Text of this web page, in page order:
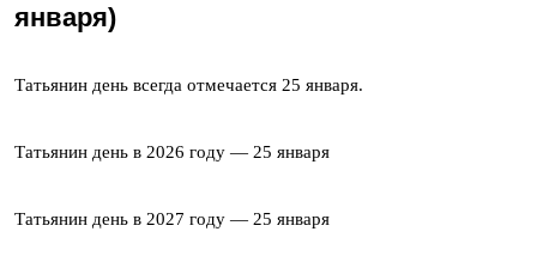
января)
Татьянин день всегда отмечается 25 января.
Татьянин день в 2026 году — 25 января
Татьянин день в 2027 году — 25 января